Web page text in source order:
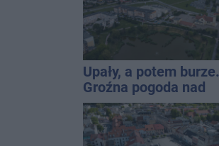
Upały, a potem burze.
Groźna pogoda nad
naszym regionem